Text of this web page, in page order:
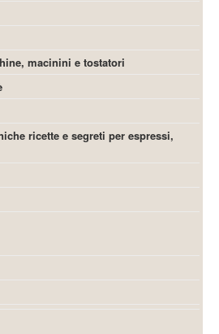
macinini e tostatori
ricette e segreti per espressi,